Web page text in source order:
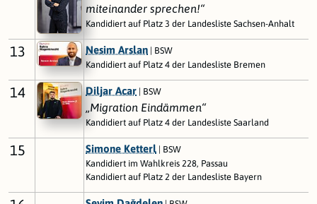
miteinander sprechen!“
Kandidiert auf Platz 3 der Landesliste Sachsen-Anhalt
13 Nesim Arslan | BSW
Kandidiert auf Platz 4 der Landesliste Bremen
14 Diljar Acar | BSW
„Migration Eindämmen“
Kandidiert auf Platz 4 der Landesliste Saarland
15 Simone Ketterl | BSW
Kandidiert im Wahlkreis 228, Passau
Kandidiert auf Platz 2 der Landesliste Bayern